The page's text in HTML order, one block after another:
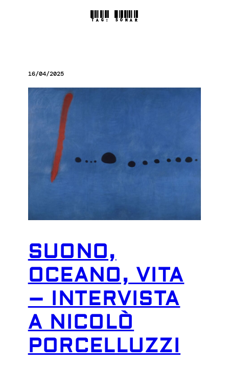
TAG: SONAR
16/04/2025
SUONO,
OCEANO, VITA
– INTERVISTA
A NICOLÒ
PORCELLUZZI